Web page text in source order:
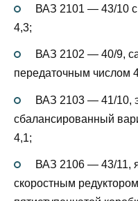
ВАЗ 2101 — 43/10
4,3;
ВАЗ 2102 — 40/9,
передаточным числом
ВАЗ 2103 — 41/10,
сбалансированный
4,1;
ВАЗ 2106 — 43/11,
скоростным